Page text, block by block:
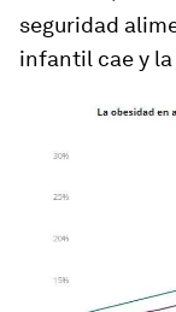
seguridad
infantil cae y